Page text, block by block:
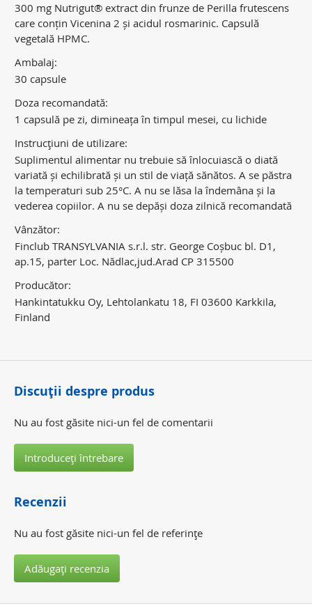
300 mg Nutrigut® extract din frunze de Perilla frutescens
care conțin Vicenina 2 și acidul rosmarinic. Capsulă
vegetală HPMC.
Ambalaj:
30 capsule
Doza recomandată:
1 capsulă pe zi, dimineața în timpul mesei, cu lichide
Instrucţiuni de utilizare:
Suplimentul alimentar nu trebuie să înlocuiască o diată
variată și echilibrată și un stil de viață sănătos. A se păstra
la temperaturi sub 25°C. A nu se lăsa la îndemâna și la
vederea copiilor. A nu se depăși doza zilnică recomandată
Vânzător:
Finclub TRANSYLVANIA s.r.l. str. George Coșbuc bl. D1,
ap.15, parter Loc. Nădlac,jud.Arad CP 315500
Producător:
Hankintatukku Oy, Lehtolankatu 18, FI 03600 Karkkila,
Finland
Discuţii despre produs
Nu au fost găsite nici-un fel de comentarii
Introduceţi întrebare
Recenzii
Nu au fost găsite nici-un fel de referinţe
Adăugaţi recenzia